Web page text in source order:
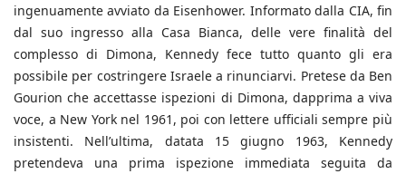
ingenuamente avviato da Eisenhower. Informato dalla CIA, fin
dal suo ingresso alla Casa Bianca, delle vere finalità del
complesso di Dimona, Kennedy fece tutto quanto gli era
possibile per costringere Israele a rinunciarvi. Pretese da Ben
Gourion che accettasse ispezioni di Dimona, dapprima a viva
voce, a New York nel 1961, poi con lettere ufficiali sempre più
insistenti. Nell’ultima, datata 15 giugno 1963, Kennedy
pretendeva una prima ispezione immediata seguita da